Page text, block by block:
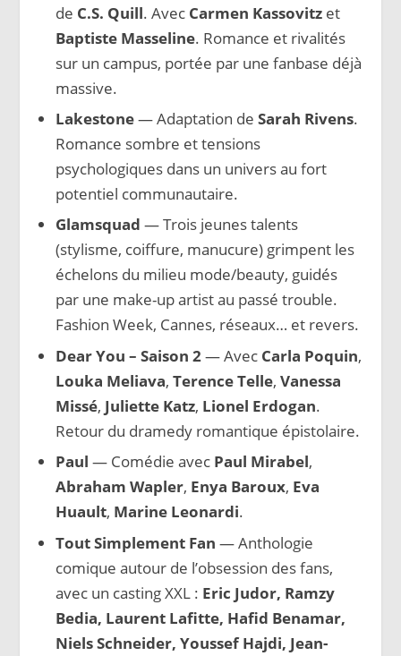
de C.S. Quill. Avec Carmen Kassovitzet
Baptiste Masseline. Romance et rivalités
sur un campus, portée par une fanbase déjà
massive.
Lakestone— Adaptation de Sarah Rivens.
Romance sombre et tensions
psychologiques dans un univers au fort
potentiel communautaire.
Glamsquad — Trois jeunes talents
(stylisme, coiffure, manucure) grimpent les
échelons du milieu mode/beauty, guidés
par une make-up artist au passé trouble.
Fashion Week, Cannes, réseaux… et revers.
Dear You – Saison 2— Avec Carla Poquin,
Louka Meliava, Terence Telle, Vanessa
Missé, Juliette Katz, Lionel Erdogan.
Retour du dramedy romantique épistolaire.
Paul — Comédie avec Paul Mirabel,
Abraham Wapler, Enya Baroux, Eva
Huault, Marine Leonardi.
Tout Simplement Fan — Anthologie
comique autour de l’obsession des fans,
avec un casting XXL : Eric Judor, Ramzy
Bedia, Laurent Lafitte, Hafid Benamar,
Niels Schneider, Youssef Hajdi, Jean-